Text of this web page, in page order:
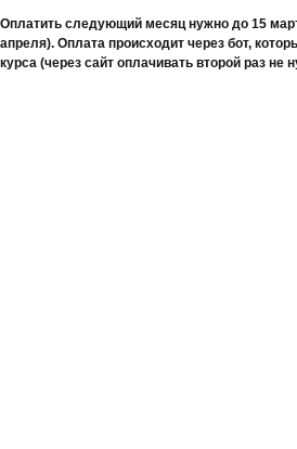
Оплатить следующий месяц нужно до 15
апреля). Оплата происходит через бот,
курса (через сайт оплачивать второй раз не